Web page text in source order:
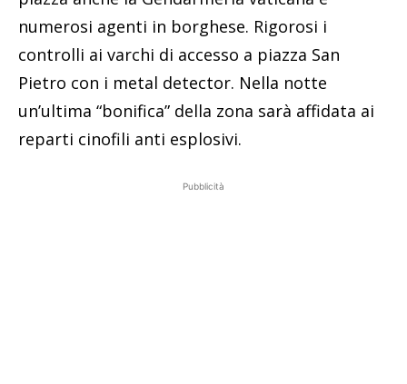
numerosi agenti in borghese. Rigorosi i
controlli ai varchi di accesso a piazza San
Pietro con i metal detector. Nella notte
un’ultima “bonifica” della zona sarà affidata ai
reparti cinofili anti esplosivi.
Pubblicità